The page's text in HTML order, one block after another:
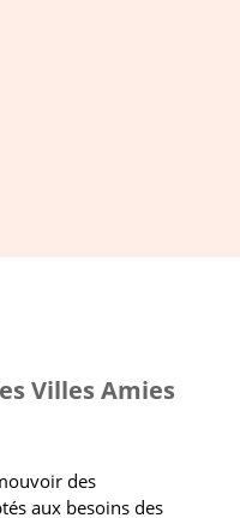
Villes Amies
des
aux besoins des